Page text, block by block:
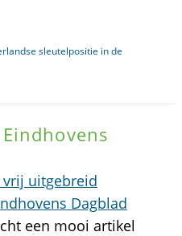
sleutelpositie in de
vrij uitgebreid
Dagblad
een mooi artikel